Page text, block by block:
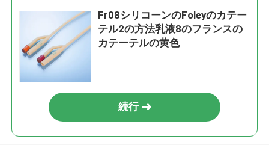
Fr08シリコーンのFoleyのカテー
テル2の方法乳液8のフランスの
カテーテルの黄色
続行